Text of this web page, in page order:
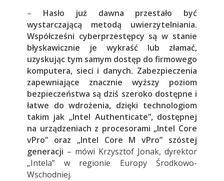
– Hasło już dawna przestało być
wystarczającą metodą uwierzytelniania.
Współcześni cyberprzestępcy są w stanie
błyskawicznie je wykraść lub złamać,
uzyskując tym samym dostęp do firmowego
komputera, sieci i danych. Zabezpieczenia
zapewniające znacznie wyższy poziom
bezpieczeństwa są dziś szeroko dostępne i
łatwe do wdrożenia, dzięki technologiom
takim jak „Intel Authenticate”, dostępnej
na urządzeniach z procesorami „Intel Core
vPro” oraz „Intel Core M vPro” szóstej
generacji – mówi Krzysztof Jonak, dyrektor
„Intela” w regionie Europy Środkowo-
Wschodniej.